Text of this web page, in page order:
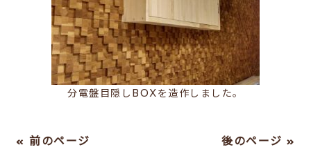
分電盤目隠しBOXを造作しました。
« 前のページ 後のページ »